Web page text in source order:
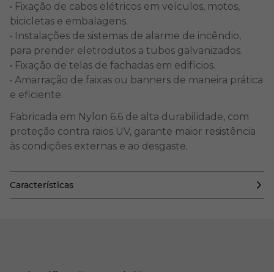
• Fixação de cabos elétricos em veículos, motos,
bicicletas e embalagens.
• Instalações de sistemas de alarme de incêndio,
para prender eletrodutos a tubos galvanizados.
• Fixação de telas de fachadas em edifícios.
• Amarração de faixas ou banners de maneira prática
e eficiente.
Fabricada em Nylon 6.6 de alta durabilidade, com
proteção contra raios UV, garante maior resistência
às condições externas e ao desgaste.
Características